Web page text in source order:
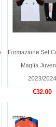
Formazione Set
Maglia
2023/2024
€32.00